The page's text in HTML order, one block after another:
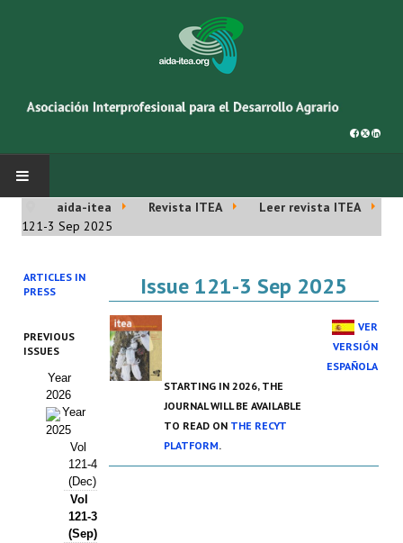
INICIO
Asociación AIDA
Cincuentenario AIDA
Organigrama
Estatutos
Hacerse socio
Noticias
Galería de Fotos
aida-itea Revista ITEA
Leer revista ITEA
121-3 Sep 2025
ARTICLES IN
PRESS
PREVIOUS
ISSUES
Year
2026
Year
2025
Vol
121-4
(Dec)
Vol
121-3
(Sep)
Issue 121-3 Sep 2025
STARTING IN 2026, THE
JOURNAL WILL BE AVAILABLE
TO READ ON THE RECYT
PLATFORM.
VER
VERSIÓN
ESPAÑOLA